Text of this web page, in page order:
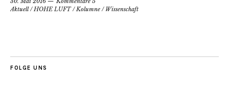
Aktuell/HOHE LUFT/Kolumne / Wissenschaft
FOLGE UNS